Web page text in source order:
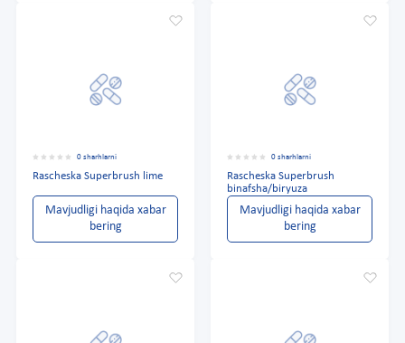
0 sharhlarni
Rascheska Superbrush lime
Mavjudligi haqida xabar
bering
0 sharhlarni
Rascheska Superbrush
binafsha/biryuza
Mavjudligi haqida xabar
bering